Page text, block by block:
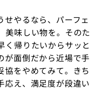
せやるなら、パーフェ
美味しい物を。そのた
く帰りたいからサッと
が面倒だから近場で手
協をやめてみて。きち
応え、満足度が段違い